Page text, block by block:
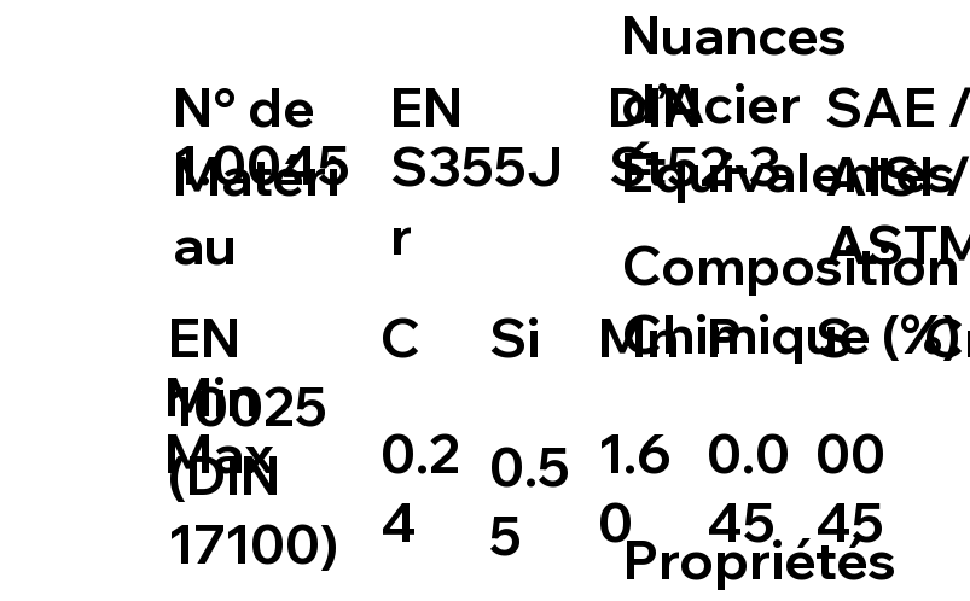
EN
S355J
r
DIN
St52-3
SAE /
AISI /
Nuances
d’Acier
Équivalentes
N° de
Matéri
au
1.0045
Composition
Chimique (%)
EN
10025
(DIN
17100)
C Si Mn P S
Min
Max
0.2
4
0.5
5
1.6
0
0.0
45
00
45
Propriétés